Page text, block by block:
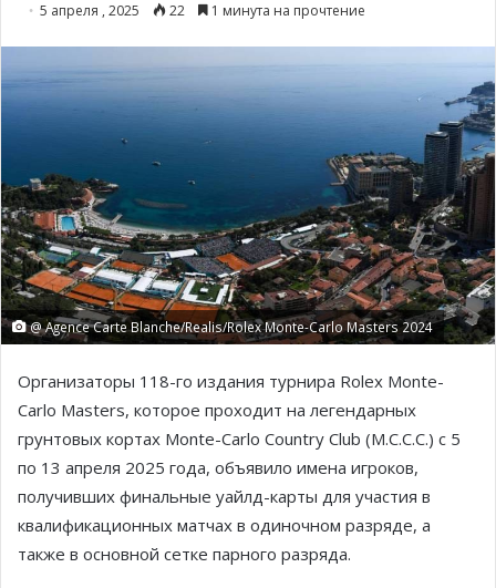
5 апреля , 2025 22 1 минута на прочтение
@ Agence Carte Blanche/Realis/Rolex Monte-Carlo Masters 2024
Организаторы 118-го издания турнира Rolex Monte-
Carlo Masters, которое проходит на легендарных
грунтовых кортах Monte-Carlo Country Club (M.C.C.C.) с 5
по 13 апреля 2025 года, объявило имена игроков,
получивших финальные уайлд-карты для участия в
квалификационных матчах в одиночном разряде, а
также в основной сетке парного разряда.